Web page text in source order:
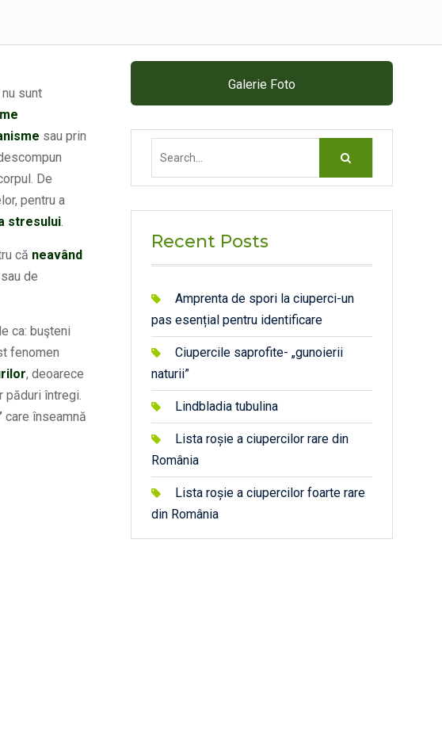
sunt
sau prin
De
pentru a
stresului.
că neavând
de
ca: buşteni
fenomen
, deoarece
păduri întregi.
care înseamnă
Galerie Foto
Recent Posts
Amprenta de spori la ciuperci-un
pas esențial pentru identificare
Ciupercile saprofite- „gunoierii
naturii”
Lindbladia tubulina
Lista roșie a ciupercilor rare din
România
Lista roșie a ciupercilor foarte rare
din România